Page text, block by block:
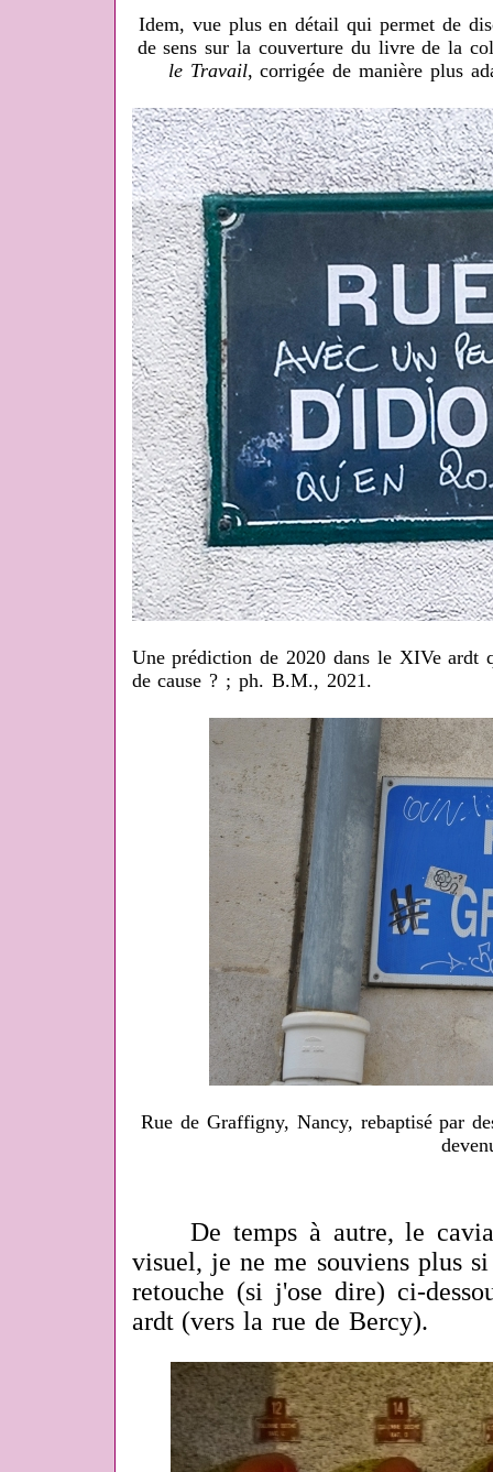
Idem, vue plus en détail qui permet de
de sens sur la couverture du livre de la
le Travail, corrigée de manière plus
Une prédiction de 2020 dans le XIVe ardt
de cause ? ; ph. B.M., 2021.
Rue de Graffigny, Nancy, rebaptisé par
De temps à autre, le
visuel, je ne me souviens plus
retouche (si j'ose dire) ci-
ardt (vers la rue de Bercy).